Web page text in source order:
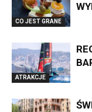
CO JEST GRANE
ATRAKCJE